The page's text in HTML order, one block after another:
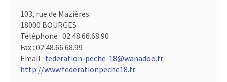
103, rue de Mazières
18000 BOURGES
Téléphone : 02.48.66.68.90
Fax : 02.48.66.68.99
Email : federation-peche-18@wanadoo.fr
http://www.federationpeche18.fr